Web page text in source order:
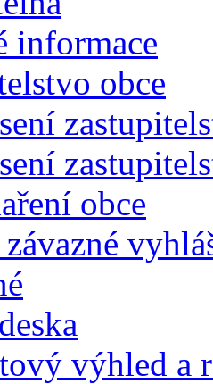
informace
obce
obce
závazné
výhled a